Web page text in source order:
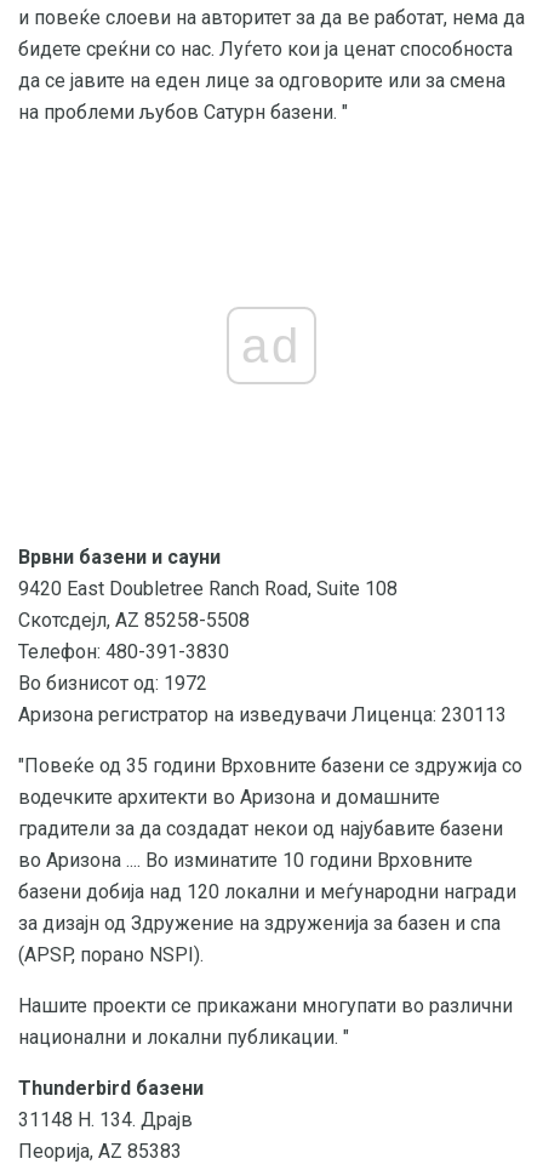
и повеќе слоеви на авторитет за да ве работат, нема да
бидете среќни со нас. Луѓето кои ја ценат способноста
да се јавите на еден лице за одговорите или за смена
на проблеми љубов Сатурн базени. "
ad
Врвни базени и сауни
9420 East Doubletree Ranch Road, Suite 108
Скотсдејл, AZ 85258-5508
Телефон: 480-391-3830
Во бизнисот од: 1972
Аризона регистратор на изведувачи Лиценца: 230113
"Повеќе од 35 години Врховните базени се здружија со
водечките архитекти во Аризона и домашните
градители за да создадат некои од најубавите базени
во Аризона .... Во изминатите 10 години Врховните
базени добија над 120 локални и меѓународни награди
за дизајн од Здружение на здруженија за базен и спа
(APSP, порано NSPI).
Нашите проекти се прикажани многупати во различни
национални и локални публикации. "
Thunderbird базени
31148 Н. 134. Драјв
Пеорија, AZ 85383